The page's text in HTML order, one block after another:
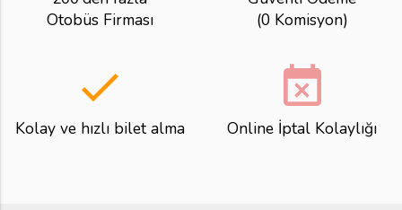
Otobüs Firması
(0 Komisyon)
done
Kolay ve hızlı bilet alma
event_busy
Online İptal Kolaylığı